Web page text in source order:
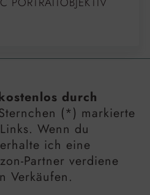
durch
(*) markierte
Wenn du
ich eine
Partner verdiene
Verkäufen.